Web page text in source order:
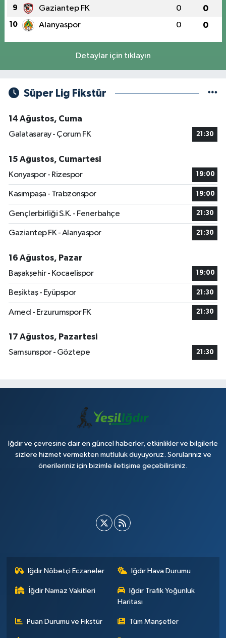
9 Gaziantep FK 0 0
10 Alanyaspor 0 0
Detaylar için tıklayın
Süper Lig Fikstür
14 Ağustos, Cuma
Galatasaray - Çorum FK
21:30
15 Ağustos, Cumartesi
Konyaspor - Rizespor
19:00
Kasımpaşa - Trabzonspor 19:00
Gençlerbirliği S.K. - Fenerbahçe 21:30
Gaziantep FK - Alanyaspor 21:30
16 Ağustos, Pazar
Başakşehir - Kocaelispor
19:00
Beşiktaş - Eyüpspor 21:30
Amed - Erzurumspor FK 21:30
17 Ağustos, Pazartesi
Samsunspor - Göztepe
21:30
Iğdır ve çevresine dair en güncel haberler, etkinlikler ve bilgilerle
sizlere hizmet vermekten mutluluk duyuyoruz. Sorularınız ve
önerileriniz için bizimle iletişime geçebilirsiniz.
Iğdır Nöbetçi Eczaneler Iğdır Hava Durumu
İğdir Namaz Vakitleri
Iğdır Trafik Yoğunluk
Haritası
Puan Durumu ve Fikstür Tüm Manşetler